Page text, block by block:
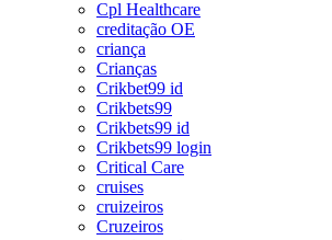
Cpl Healthcare
creditação OE
criança
Crianças
Crikbet99 id
Crikbets99
Crikbets99 id
Crikbets99 login
Critical Care
cruises
cruizeiros
Cruzeiros